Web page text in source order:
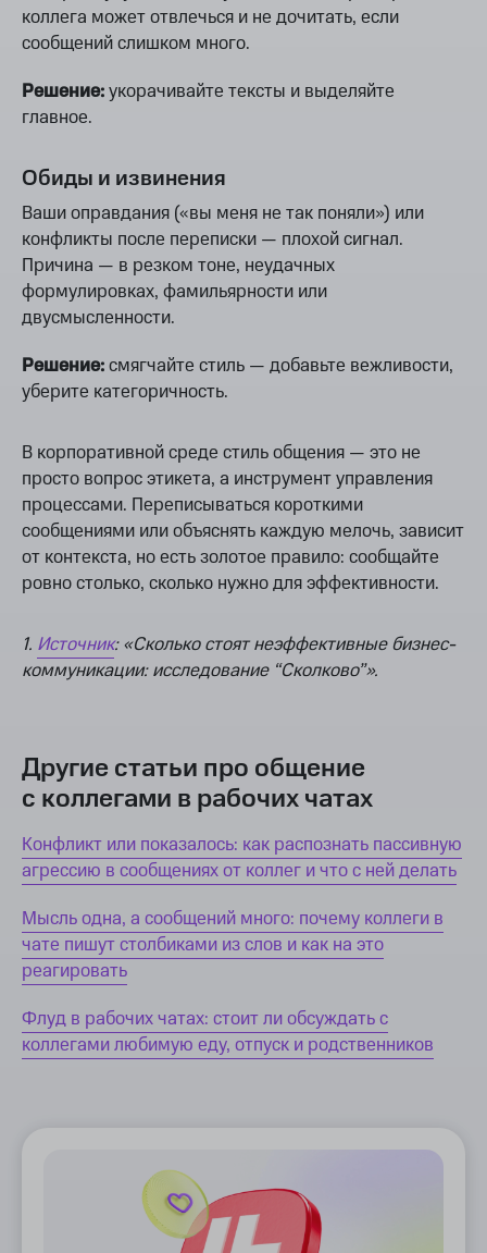
коллега может отвлечься и не дочитать, если
сообщений слишком много.
Решение:укорачивайте тексты и выделяйте
главное.
Обиды и извинения
Ваши оправдания («вы меня не так поняли») или
конфликты после переписки — плохой сигнал.
Причина — в резком тоне, неудачных
формулировках, фамильярности или
двусмысленности.
Решение:смягчайте стиль — добавьте вежливости,
уберите категоричность.
В корпоративной среде стиль общения — это не
просто вопрос этикета, а инструмент управления
процессами. Переписываться короткими
сообщениями или объяснять каждую мелочь, зависит
от контекста, но есть золотое правило: сообщайте
ровно столько, сколько нужно для эффективности.
1. Источник: «Сколько стоят неэффективные бизнес-
коммуникации: исследование “Сколково”».
Другие статьи про общение
с коллегами в рабочих чатах
Конфликт или показалось: как распознать пассивную
агрессию в сообщениях от коллег и что с ней делать
Мысль одна, а сообщений много: почему коллеги в
чате пишут столбиками из слов и как на это
реагировать
Флуд в рабочих чатах: стоит ли обсуждать с
коллегами любимую еду, отпуск и родственников